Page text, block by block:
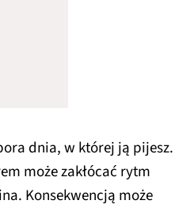
dnia, w której ją pijesz.
może zakłócać rytm
Konsekwencją może